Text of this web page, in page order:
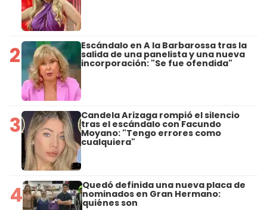
2 Escándalo en A la Barbarossa tras la
salida de una panelista y una nueva
incorporación: "Se fue ofendida"
3 Candela Arizaga rompió el silencio
tras el escándalo con Facundo
Moyano: "Tengo errores como
cualquiera"
4 Quedó definida una nueva placa de
nominados en Gran Hermano:
quiénes son